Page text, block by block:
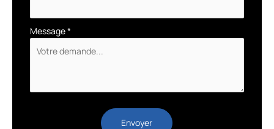
Message*
Envoyer